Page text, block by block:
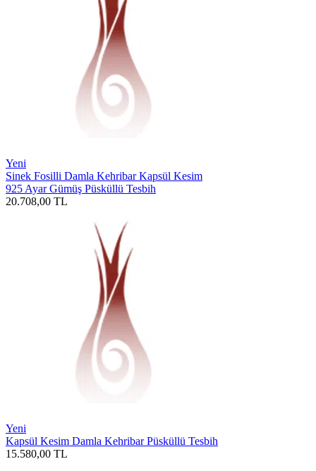
Yeni
Sinek Fosilli Damla Kehribar Kapsül Kesim
925 Ayar Gümüş Püsküllü Tesbih
20.708,00 TL
Yeni
Kapsül Kesim Damla Kehribar Püsküllü Tesbih
15.580,00 TL